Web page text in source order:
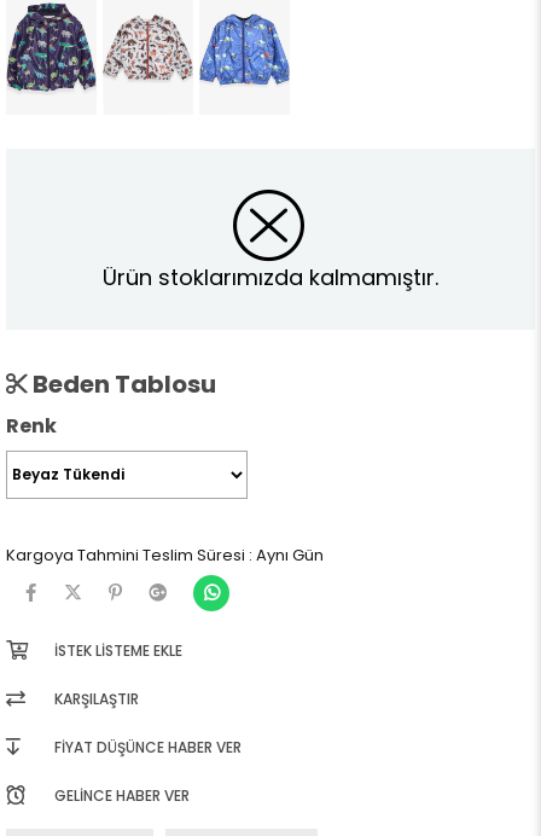
Ürün stoklarımızda kalmamıştır.
Beden Tablosu
Renk
Kargoya Tahmini Teslim Süresi : Aynı Gün
İSTEK LISTEME EKLE
KARŞILAŞTIR
FIYAT DÜŞÜNCE HABER VER
GELINCE HABER VER